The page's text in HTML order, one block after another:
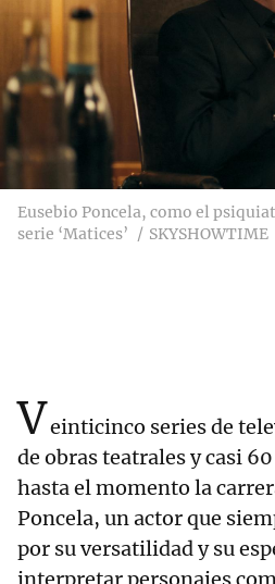
Eusebio Poncela, como el
serie ‘Matices’
SKYSHOWTIME
Veinticinco series de
de obras teatrales y casi
hasta el momento la
Poncela, un actor que
por su versatilidad y su